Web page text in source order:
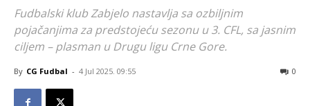
Fudbalski klub Zabjelo nastavlja sa ozbiljnim
pojačanjima za predstojeću sezonu u 3. CFL, sa jasnim
ciljem – plasman u Drugu ligu Crne Gore.
By CG Fudbal - 4 Jul 2025. 09:55 0